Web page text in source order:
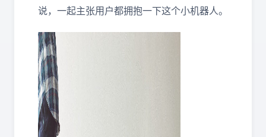
说，一起主张用户都拥抱一下这个小机器人。